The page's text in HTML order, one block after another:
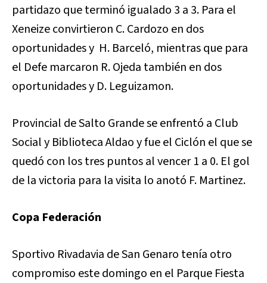
partidazo que terminó igualado 3 a 3. Para el
Xeneize convirtieron C. Cardozo en dos
oportunidades y H. Barceló, mientras que para
el Defe marcaron R. Ojeda también en dos
oportunidades y D. Leguizamon.
Provincial de Salto Grande se enfrentó a Club
Social y Biblioteca Aldao y fue el Ciclón el que se
quedó con los tres puntos al vencer 1 a 0. El gol
de la victoria para la visita lo anotó F. Martinez.
Copa Federación
Sportivo Rivadavia de San Genaro tenía otro
compromiso este domingo en el Parque Fiesta